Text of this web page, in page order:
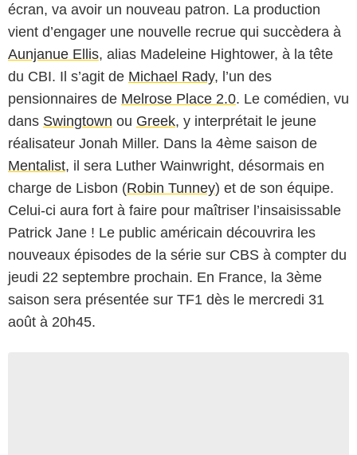
écran, va avoir un nouveau patron. La production
vient d’engager une nouvelle recrue qui succèdera à
Aunjanue Ellis, alias Madeleine Hightower, à la tête
du CBI. Il s’agit de Michael Rady, l’un des
pensionnaires de Melrose Place 2.0. Le comédien, vu
dans Swingtown ou Greek, y interprétait le jeune
réalisateur Jonah Miller. Dans la 4ème saison de
Mentalist, il sera Luther Wainwright, désormais en
charge de Lisbon (Robin Tunney) et de son équipe.
Celui-ci aura fort à faire pour maîtriser l’insaisissable
Patrick Jane ! Le public américain découvrira les
nouveaux épisodes de la série sur CBS à compter du
jeudi 22 septembre prochain. En France, la 3ème
saison sera présentée sur TF1 dès le mercredi 31
août à 20h45.